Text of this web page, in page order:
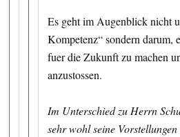
Es geht im Augenblick nicht
Kompetenz“ sondern darum,
fuer die Zukunft zu machen
anzustossen.
Im Unterschied zu Herrn
sehr wohl seine